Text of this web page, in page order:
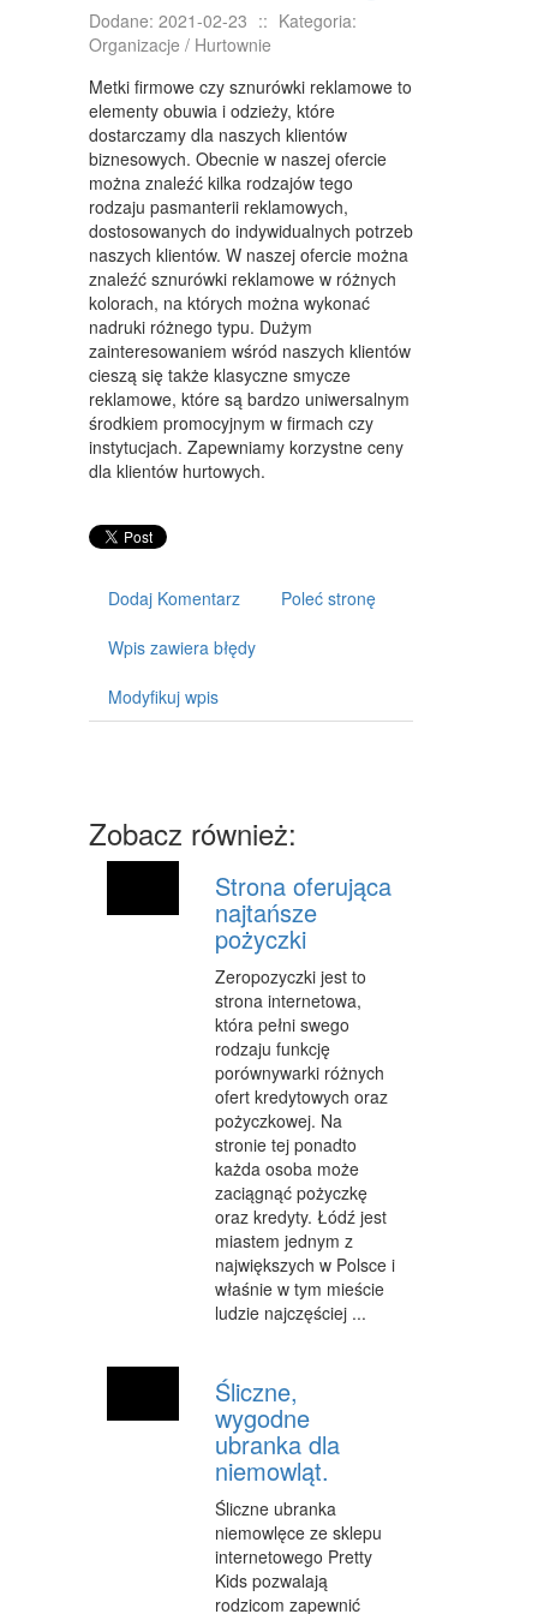
TŁUMACZENIA
KSIĄŻKI, CZASOPISMA
SPRZEDAŻ INTERNTOWA
BIŻUTERIA
DLA DZIECI
MEBLE
WYPOSAŻENIE WNĘTRZ
WYPOSAŻENIE ŁAZIENKI
ODZIEŻ
SPORT
OGRÓD, ROŚLINY
CHEMIA
MATERIAŁY EKSPLOATACYJNE
SPRZĘT
NARZĘDZIA
PRZEMYSŁ METALOWY
TRANSPORT
TRANSPORT
CZĘŚCI SAMOCHODOWE
WYNAJEM
USŁUGI MOTORYZACYJNE
SALONY, KOMISY
PUBLIC RELATIONS
AGENCJE REKLAMOWE
MATERIAŁY REKLAMOWE
INNE AGENCJE
GIMNASTYKA
IMPREZY INTEGRACYJNE
HOBBY
BRANŻE
Dodane: 2021-02-23 :: Kategoria:
Organizacje / Hurtownie
Metki firmowe czy sznurówki reklamowe to
elementy obuwia i odzieży, które
dostarczamy dla naszych klientów
biznesowych. Obecnie w naszej ofercie
można znaleźć kilka rodzajów tego
rodzaju pasmanterii reklamowych,
dostosowanych do indywidualnych potrzeb
naszych klientów. W naszej ofercie można
znaleźć sznurówki reklamowe w różnych
kolorach, na których można wykonać
nadruki różnego typu. Dużym
zainteresowaniem wśród naszych klientów
cieszą się także klasyczne smycze
reklamowe, które są bardzo uniwersalnym
środkiem promocyjnym w firmach czy
instytucjach. Zapewniamy korzystne ceny
dla klientów hurtowych.
Dodaj Komentarz Poleć stronę
Wpis zawiera błędy
Modyfikuj wpis
Zobacz również:
Strona oferująca
najtańsze
pożyczki
Zeropozyczki jest to
strona internetowa,
która pełni swego
rodzaju funkcję
porównywarki różnych
ofert kredytowych oraz
pożyczkowej. Na
stronie tej ponadto
każda osoba może
zaciągnąć pożyczkę
oraz kredyty. Łódź jest
miastem jednym z
największych w Polsce i
właśnie w tym mieście
ludzie najczęściej ...
Śliczne,
wygodne
ubranka dla
niemowląt.
Śliczne ubranka
niemowlęce ze sklepu
internetowego Pretty
Kids pozwalają
rodzicom zapewnić